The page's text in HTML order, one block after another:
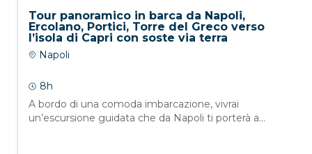
Tour panoramico in barca da Napoli,
Ercolano, Portici, Torre del Greco verso
l’isola di Capri con soste via terra
Napoli
8h
A bordo di una comoda imbarcazione, vivrai
un’escursione guidata che da Napoli ti porterà a...